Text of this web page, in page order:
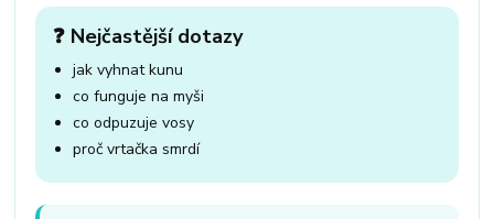
❓ Nejčastější dotazy
jak vyhnat kunu
co funguje na myši
co odpuzuje vosy
proč vrtačka smrdí